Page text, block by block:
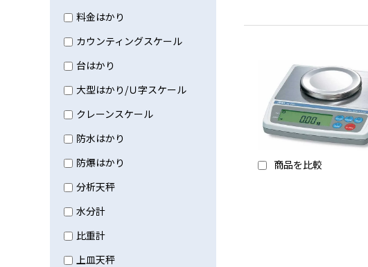
料金はかり
カウンティングスケール
台はかり
大型はかり/Ｕ字スケール
クレーンスケール
防水はかり
防爆はかり
分析天秤
水分計
比重計
上皿天秤
商品を比較